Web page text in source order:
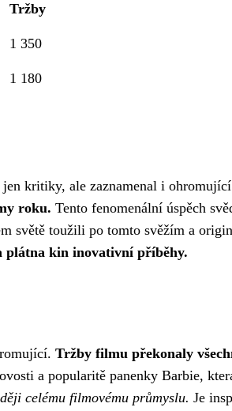
Tržby
1 350
1 180
kritiky, ale zaznamenal i
roku. Tento fenomenální úspěch
světě toužili po tomto svěžím a
plátna kin inovativní příběhy.
Tržby filmu překonaly
a popularitě panenky Barbie,
celému filmovému průmyslu. Je